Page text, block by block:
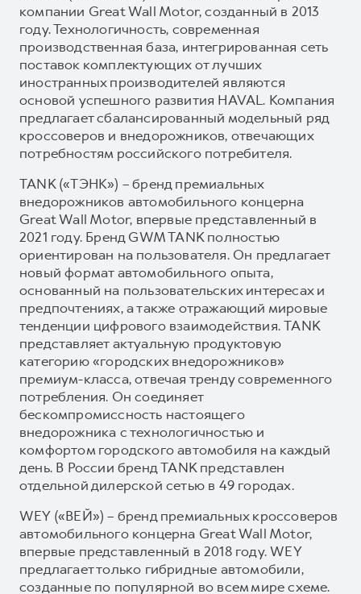
компании Great Wall Motor, созданный в 2013
году. Технологичность, современная
производственная база, интегрированная сеть
поставок комплектующих от лучших
иностранных производителей являются
основой успешного развития HAVAL. Компания
предлагает сбалансированный модельный ряд
кроссоверов и внедорожников, отвечающих
потребностям российского потребителя.
TANK («ТЭНК») – бренд премиальных
внедорожников автомобильного концерна
Great Wall Motor, впервые представленный в
2021 году. Бренд GWM TANK полностью
ориентирован на пользователя. Он предлагает
новый формат автомобильного опыта,
основанный на пользовательских интересах и
предпочтениях, а также отражающий мировые
тенденции цифрового взаимодействия. TANK
представляет актуальную продуктовую
категорию «городских внедорожников»
премиум-класса, отвечая тренду современного
потребления. Он соединяет
бескомпромиссность настоящего
внедорожника с технологичностью и
комфортом городского автомобиля на каждый
день. В России бренд TANK представлен
отдельной дилерской сетью в 49 городах.
WEY («ВЕЙ») – бренд премиальных кроссоверов
автомобильного концерна Great Wall Motor,
впервые представленный в 2018 году. WEY
предлагает только гибридные автомобили,
созданные по популярной во всем мире схеме.